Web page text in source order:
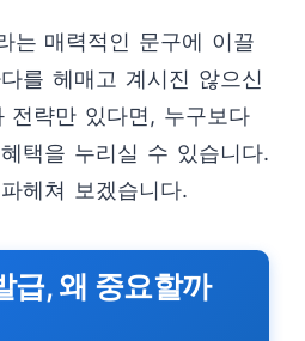
는 매력적인 문구에 이끌
를 헤매고 계시진 않으신
전략만 있다면, 누구보다
택을 누리실 수 있습니다.
헤쳐 보겠습니다.
급, 왜 중요할까